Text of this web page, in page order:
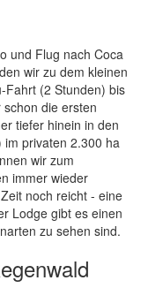
und Flug nach Coca
wir zu dem kleinen
Fahrt (2 Stunden) bis
die ersten
tiefer hinein in den
im privaten 2.300 ha
wir zum
immer wieder
noch reicht - eine
Lodge gibt es einen
zu sehen sind.